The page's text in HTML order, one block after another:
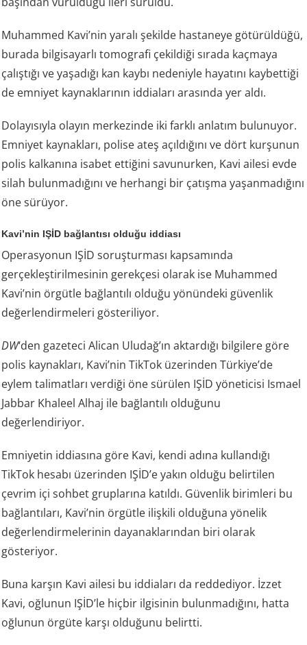
Muhammed Kavi’nin yaralı şekilde hastaneye götürüldüğü,
burada bilgisayarlı tomografi çekildiği sırada kaçmaya
çalıştığı ve yaşadığı kan kaybı nedeniyle hayatını kaybettiği
de emniyet kaynaklarının iddiaları arasında yer aldı.
Dolayısıyla olayın merkezinde iki farklı anlatım bulunuyor.
Emniyet kaynakları, polise ateş açıldığını ve dört kurşunun
polis kalkanına isabet ettiğini savunurken, Kavi ailesi evde
silah bulunmadığını ve herhangi bir çatışma yaşanmadığını
öne sürüyor.
Kavi’nin IŞİD bağlantısı olduğu iddiası
Operasyonun IŞİD soruşturması kapsamında
gerçekleştirilmesinin gerekçesi olarak ise Muhammed
Kavi’nin örgütle bağlantılı olduğu yönündeki güvenlik
değerlendirmeleri gösteriliyor.
DW‘den gazeteci Alican Uludağ’ın aktardığı bilgilere göre
polis kaynakları, Kavi’nin TikTok üzerinden Türkiye’de
eylem talimatları verdiği öne sürülen IŞİD yöneticisi Ismael
Jabbar Khaleel Alhaj ile bağlantılı olduğunu
değerlendiriyor.
Emniyetin iddiasına göre Kavi, kendi adına kullandığı
TikTok hesabı üzerinden IŞİD’e yakın olduğu belirtilen
çevrim içi sohbet gruplarına katıldı. Güvenlik birimleri bu
bağlantıları, Kavi’nin örgütle ilişkili olduğuna yönelik
değerlendirmelerinin dayanaklarından biri olarak
gösteriyor.
Buna karşın Kavi ailesi bu iddiaları da reddediyor. İzzet
Kavi, oğlunun IŞİD’le hiçbir ilgisinin bulunmadığını, hatta
oğlunun örgüte karşı olduğunu belirtti.